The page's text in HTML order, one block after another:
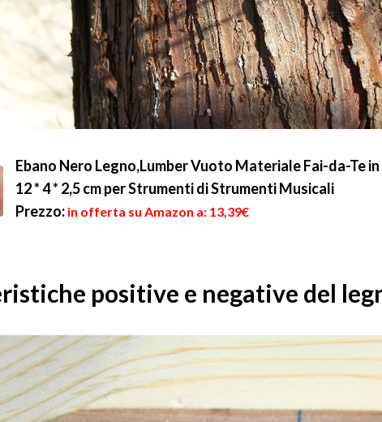
Ebano Nero Legno,Lumber Vuoto Materiale Fai-da-Te
12 * 4 * 2,5 cm per Strumenti di Strumenti Musicali
Prezzo: in offerta su Amazon a: 13,39€
positive e negative del